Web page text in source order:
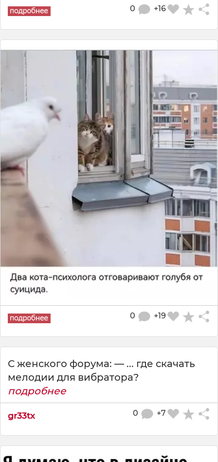
+16
0
+19
0
С женского форума: — ... где скачать
мелодии для вибратора?
подробнее
gr33tx +7
0